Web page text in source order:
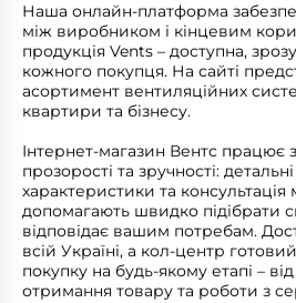
Наша онлайн-платформа
між виробником і кінцевим
продукція Vents – доступна,
кожного покупця. На сайті
асортимент вентиляційних
квартири та бізнесу.
Інтернет-магазин Вентс працює
прозорості та зручності: детальні
характеристики та
допомагають швидко підібрати
відповідає вашим потребам.
всій Україні, а кол-центр
покупку на будь-якому етапі –
отримання товару та роботи з